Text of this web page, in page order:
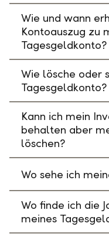
Wie und wann
Kontoauszug zu
Tagesgeldkonto?
Wie lösche oder
Tagesgeldkonto?
Kann ich mein
behalten aber
löschen?
Wo sehe ich
Wo finde ich die
meines